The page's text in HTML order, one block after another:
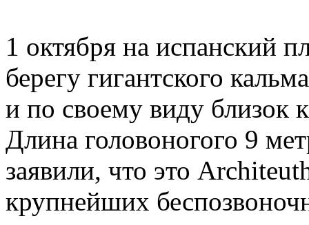
1 октября на испанский
берегу гигантского
и по своему виду близок
Длина головоногого 9
заявили, что это
крупнейших